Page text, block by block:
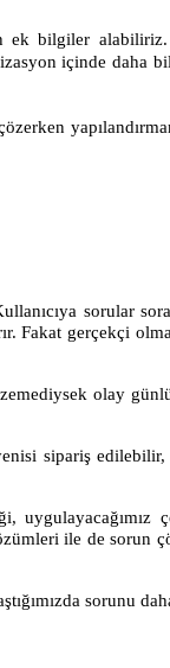
ek bilgiler
içinde daha
sorular
Fakat gerçekçi
olay
sipariş
ile de sorun
sorunu